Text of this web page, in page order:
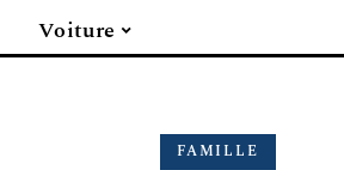
Voiture
FAMILLE